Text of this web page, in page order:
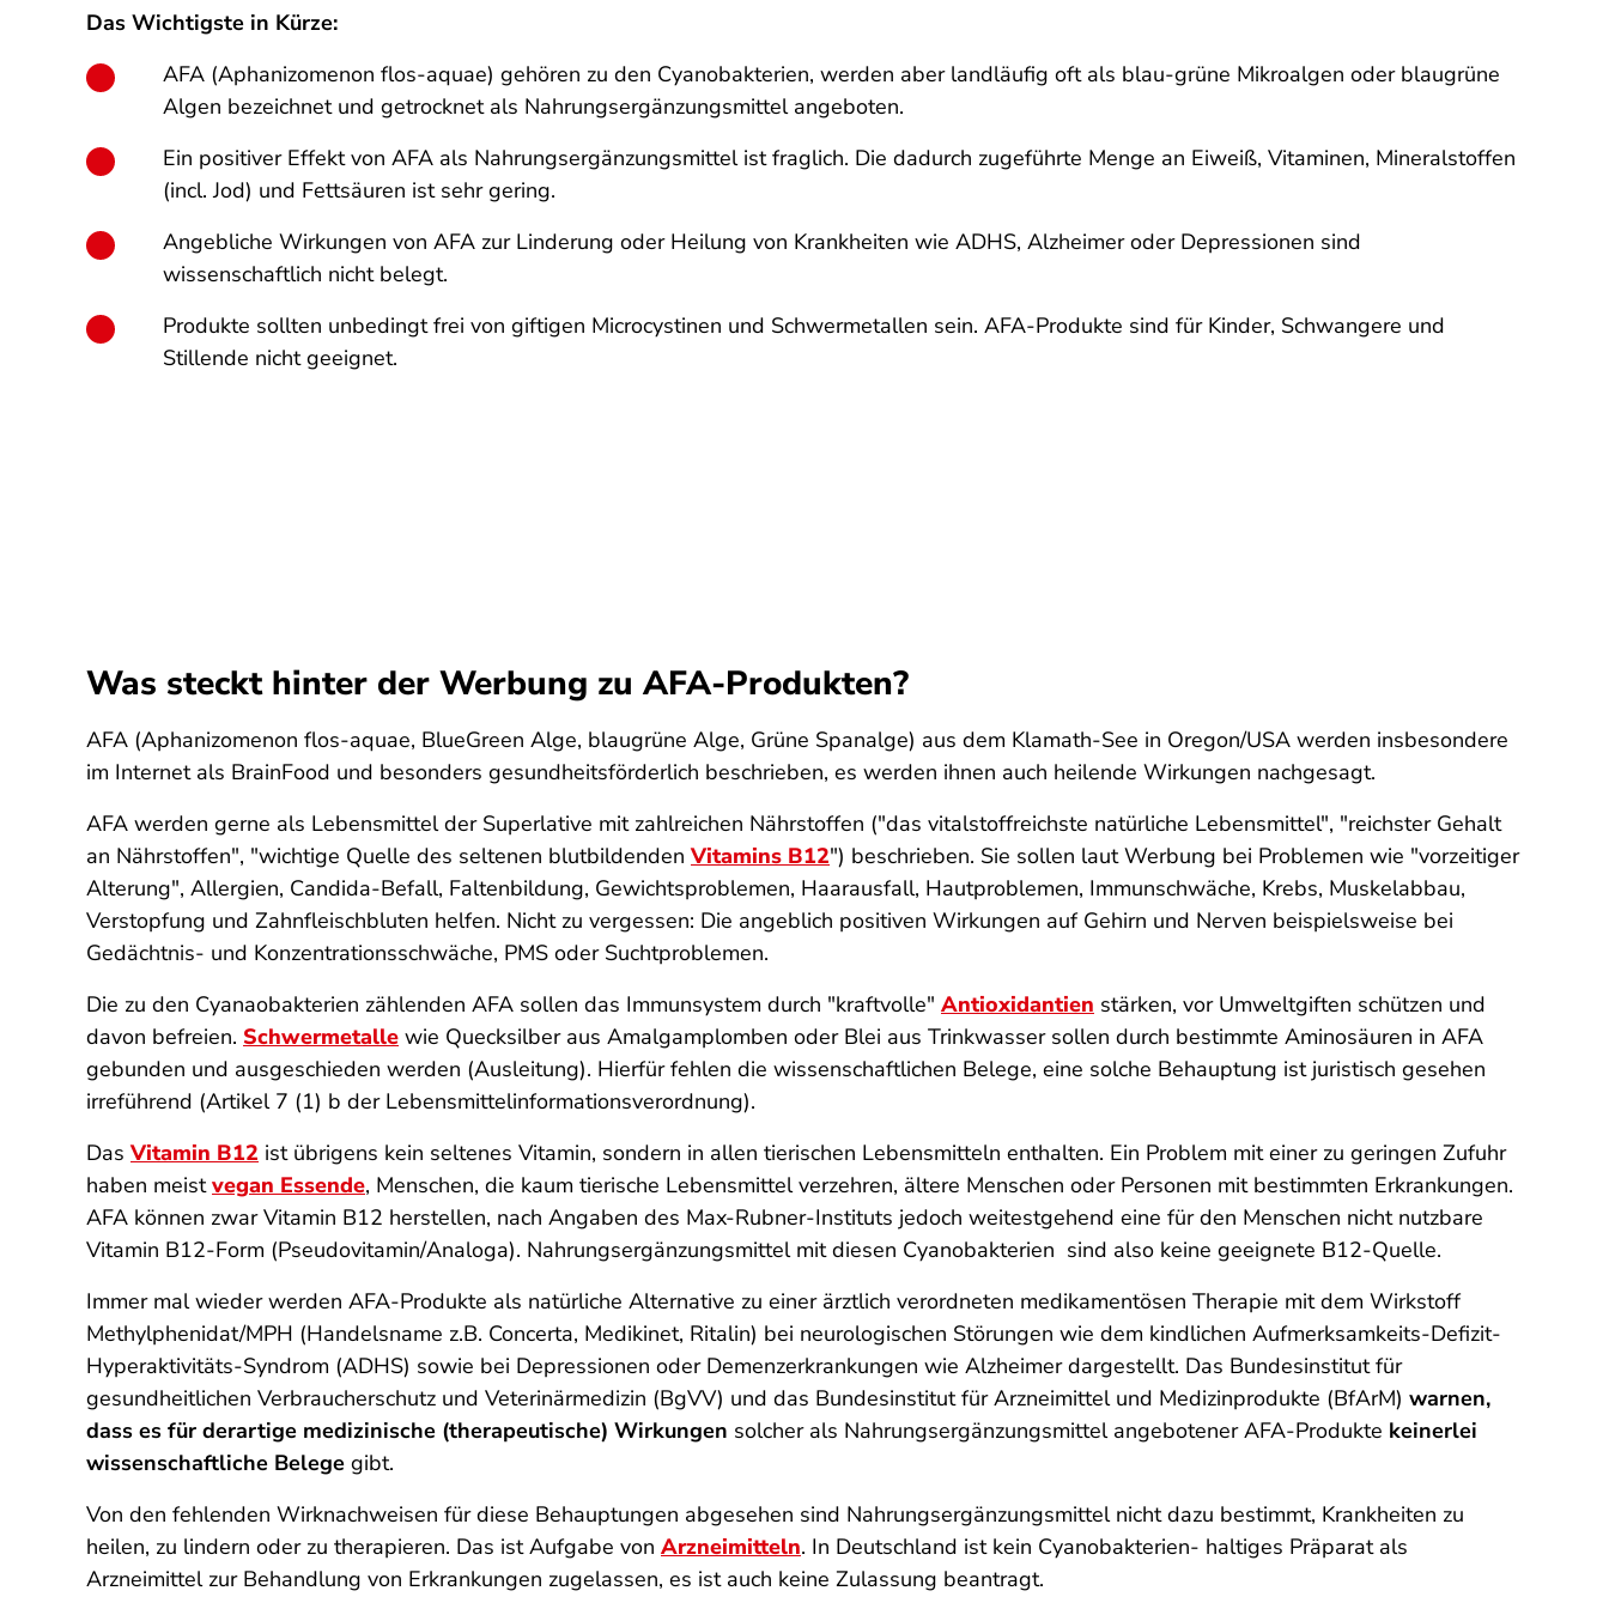
Das Wichtigste in Kürze:
AFA (Aphanizomenon flos-aquae) gehören zu den Cyanobakterien, werden aber landläufig oft als blau-grüne Mikroalgen oder blaugrüne
Algen bezeichnet und getrocknet als Nahrungsergänzungsmittel angeboten.
Ein positiver Effekt von AFA als Nahrungsergänzungsmittel ist fraglich. Die dadurch zugeführte Menge an Eiweiß, Vitaminen, Mineralstoffen
(incl. Jod) und Fettsäuren ist sehr gering.
Angebliche Wirkungen von AFA zur Linderung oder Heilung von Krankheiten wie ADHS, Alzheimer oder Depressionen sind
wissenschaftlich nicht belegt.
Produkte sollten unbedingt frei von giftigen Microcystinen und Schwermetallen sein. AFA-Produkte sind für Kinder, Schwangere und
Stillende nicht geeignet.
Was steckt hinter der Werbung zu AFA-Produkten?
AFA (Aphanizomenon flos-aquae, BlueGreen Alge, blaugrüne Alge, Grüne Spanalge) aus dem Klamath-See in Oregon/USA werden insbesondere
im Internet als BrainFood und besonders gesundheitsförderlich beschrieben, es werden ihnen auch heilende Wirkungen nachgesagt.
AFA werden gerne als Lebensmittel der Superlative mit zahlreichen Nährstoffen ("das vitalstoffreichste natürliche Lebensmittel", "reichster Gehalt
an Nährstoffen", "wichtige Quelle des seltenen blutbildendenVitamins B12") beschrieben. Sie sollen laut Werbung bei Problemen wie "vorzeitiger
Alterung", Allergien, Candida-Befall, Faltenbildung, Gewichtsproblemen, Haarausfall, Hautproblemen, Immunschwäche, Krebs, Muskelabbau,
Verstopfung und Zahnfleischbluten helfen. Nicht zu vergessen: Die angeblich positiven Wirkungen auf Gehirn und Nerven beispielsweise bei
Gedächtnis- und Konzentrationsschwäche, PMS oder Suchtproblemen.
Die zu den Cyanaobakterien zählenden AFA sollen das Immunsystem durch "kraftvolle" Antioxidantien stärken, vor Umweltgiften schützen und
davon befreien. Schwermetalle wie Quecksilber aus Amalgamplomben oder Blei aus Trinkwasser sollen durch bestimmte Aminosäuren in AFA
gebunden und ausgeschieden werden (Ausleitung). Hierfür fehlen die wissenschaftlichen Belege, eine solche Behauptung ist juristisch gesehen
irreführend (Artikel 7 (1) b der Lebensmittelinformationsverordnung).
DasVitamin B12 ist übrigens kein seltenes Vitamin, sondern in allen tierischen Lebensmitteln enthalten. Ein Problem mit einer zu geringen Zufuhr
haben meistvegan Essende, Menschen, die kaum tierische Lebensmittel verzehren, ältere Menschen oder Personen mit bestimmten Erkrankungen.
AFA können zwar Vitamin B12 herstellen, nach Angaben des Max-Rubner-Instituts jedoch weitestgehend eine für den Menschen nicht nutzbare
Vitamin B12-Form (Pseudovitamin/Analoga). Nahrungsergänzungsmittel mit diesen Cyanobakterien sind also keine geeignete B12-Quelle.
Immer mal wieder werden AFA-Produkte als natürliche Alternative zu einer ärztlich verordneten medikamentösen Therapie mit dem Wirkstoff
Methylphenidat/MPH (Handelsname z.B. Concerta, Medikinet, Ritalin) bei neurologischen Störungen wie dem kindlichen Aufmerksamkeits-Defizit-
Hyperaktivitäts-Syndrom (ADHS) sowie bei Depressionen oder Demenzerkrankungen wie Alzheimer dargestellt. Das Bundesinstitut für
gesundheitlichen Verbraucherschutz und Veterinärmedizin (BgVV) und das Bundesinstitut für Arzneimittel und Medizinprodukte (BfArM) warnen,
dass es für derartige medizinische (therapeutische) Wirkungen solcher als Nahrungsergänzungsmittel angebotener AFA-Produkte keinerlei
wissenschaftliche Belege gibt.
Von den fehlenden Wirknachweisen für diese Behauptungen abgesehen sind Nahrungsergänzungsmittel nicht dazu bestimmt, Krankheiten zu
heilen, zu lindern oder zu therapieren. Das ist Aufgabe von Arzneimitteln. In Deutschland ist kein Cyanobakterien- haltiges Präparat als
Arzneimittel zur Behandlung von Erkrankungen zugelassen, es ist auch keine Zulassung beantragt.